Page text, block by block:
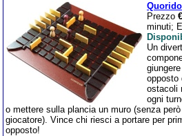
Prezzo
minuti;
Un
opposto
ostacoli
ogni
o mettere sulla plancia un muro (senza
giocatore). Vince chi riesci a portare per
opposto!